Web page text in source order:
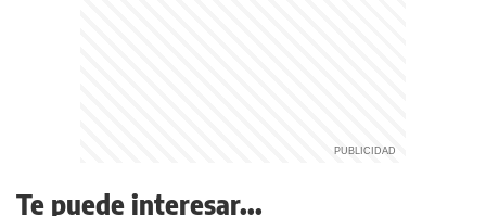
Te puede interesar...